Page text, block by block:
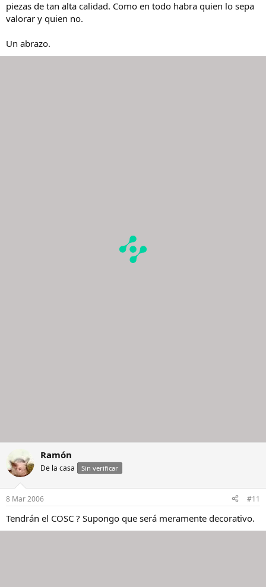
piezas de tan alta calidad. Como en todo habra quien lo sepa
valorar y quien no.
Un abrazo.
Ramón
De la casa Sin verificar
8 Mar 2006 #11
Tendrán el COSC ? Supongo que será meramente decorativo.